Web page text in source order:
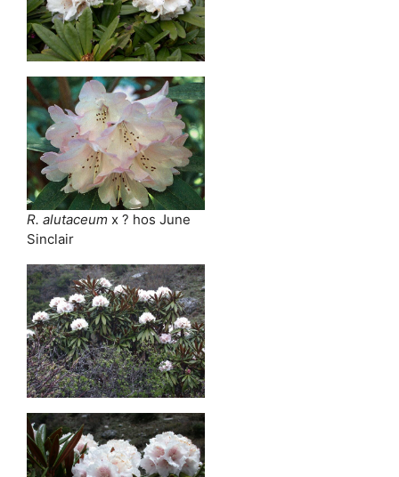
R. alutaceum x ? hos June
Sinclair